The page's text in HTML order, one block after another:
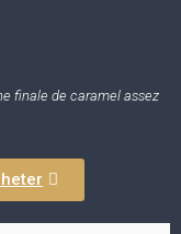
finale de caramel assez